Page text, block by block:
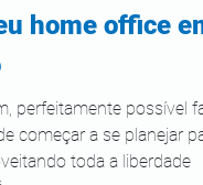
home office
perfeitamente possível
começar a se planejar
toda a liberdade